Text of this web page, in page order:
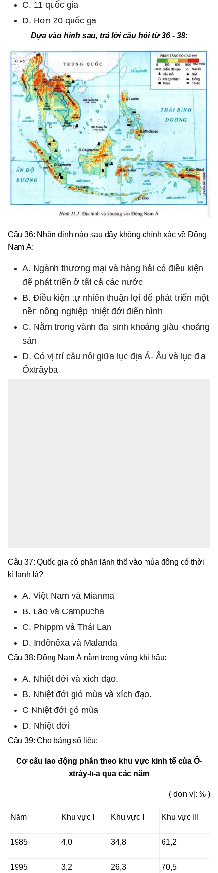
C. 11 quốc gia
D. Hơn 20 quốc ga
Dựa vào hình sau, trả lời câu hỏi từ 36 - 38:
Câu 36: Nhận định nào sau đây không chính xác về Đông
Nam Á:
A. Ngành thương mại và hàng hải có điều kiện
để phát triển ở tất cả các nước
B. Điều kiện tự nhiên thuận lợi để phát triển một
nền nông nghiệp nhiệt đới điển hình
C. Nằm trong vành đai sinh khoáng giàu khoáng
sản
D. Có vị trí cầu nối giữa lục địa Á- Âu và lục địa
Ôxtrâyba
Câu 37: Quốc gia có phân lãnh thổ vào mùa đông có thời
kì lạnh là?
A. Việt Nam và Mianma
B. Lào và Campucha
C. Phippm và Thái Lan
D. Inđônêxa và Malanda
Câu 38: Đông Nam Á nằm trong vùng khi hậu:
A. Nhiệt đới và xích đạo.
B. Nhiệt đới gió mùa và xích đạo.
C Nhiệt đới gó mùa
D. Nhiệt đới
Câu 39: Cho bảng số liệu:
Cơ cấu lao động phân theo khu vực kinh tế của Ô-
xtrây-li-a qua các năm
( đơn vị: % )
Năm Khu vực I Khu vực II Khu vực III
1985 4,0 34,8 61,2
1995 3,2 26,3 70,5